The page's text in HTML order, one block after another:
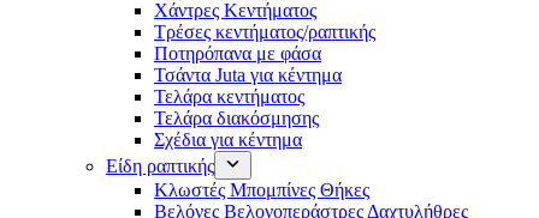
Χάντρες Κεντήματος
Τρέσες κεντήματος/ραπτικής
Ποτηρόπανα με φάσα
Τσάντα Juta για κέντημα
Τελάρα κεντήματος
Τελάρα διακόσμησης
Σχέδια για κέντημα
Είδη ραπτικής
Κλωστές Μπομπίνες Θήκες
Βελόνες Βελονοπεράστρες Δαχτυλήθρες